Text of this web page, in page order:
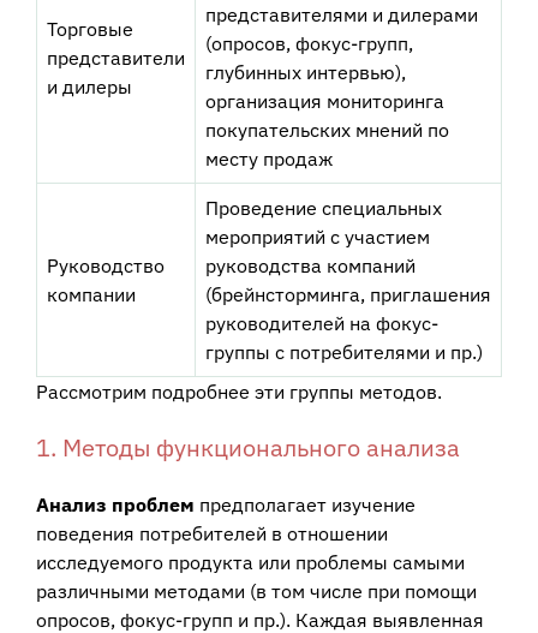
Торговые
представители
и дилеры
представителями и дилерами
(опросов, фокус-групп,
глубинных интервью),
организация мониторинга
покупательских мнений по
месту продаж
Руководство
компании
Проведение специальных
мероприятий с участием
руководства компаний
(брейнсторминга, приглашения
руководителей на фокус-
группы с потребителями и пр.)
Рассмотрим подробнее эти группы методов.
1. Методы функционального анализа
Анализ проблем предполагает изучение
поведения потребителей в отношении
исследуемого продукта или проблемы самыми
различными методами (в том числе при помощи
опросов, фокус-групп и пр.). Каждая выявленная